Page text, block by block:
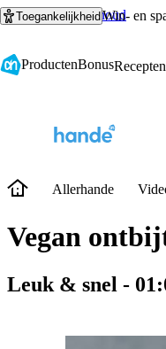
Ga naar hoofdinhoud
Ga naar zoeken
ToegankelijkheidWin- en
ProductenBonusRecepten
Allerhande
Vegan
Leuk & snel -